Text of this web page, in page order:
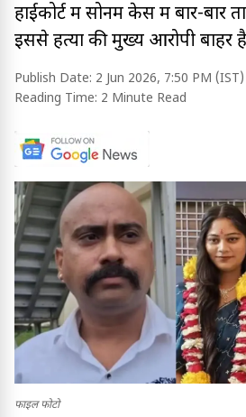
हाईकोर्ट में सोनम केस में बार-बार
इससे हत्या की मुख्य आरोपी बाहर
Publish Date: 2 Jun 2026, 7:50 PM (IST)
Reading Time: 2 Minute Read
फाइल फोटो